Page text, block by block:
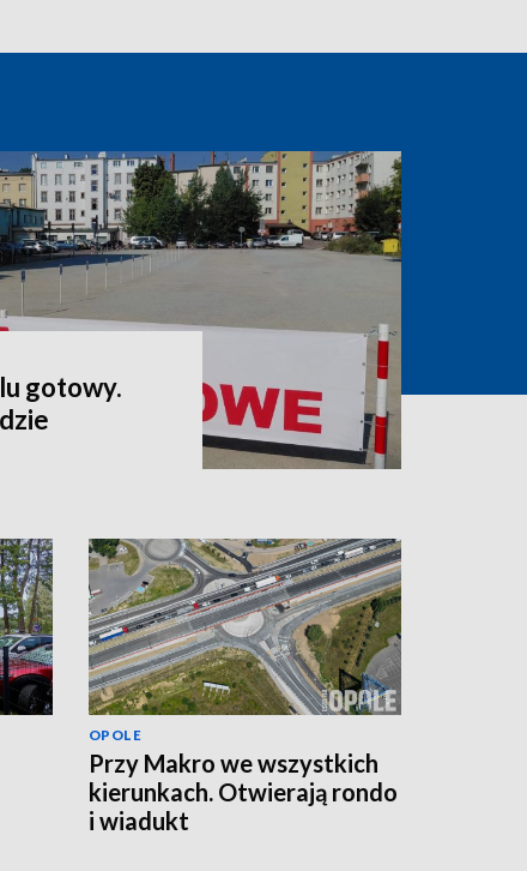
gotowy.
OPOLE
Przy Makro we wszystkich
kierunkach. Otwierają rondo
i wiadukt